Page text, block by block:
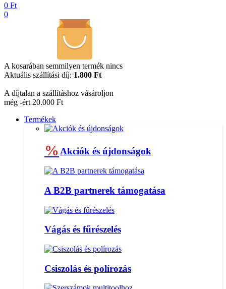
0 Ft
0
A kosarában semmilyen termék nincs
Aktuális szállítási díj: 1.800 Ft
A díjtalan a szállításhoz vásároljon
még -ért 20.000 Ft
Termékek
%Akciók és újdonságok
A B2B partnerek támogatása
Vágás és fűrészelés
Csiszolás és polírozás